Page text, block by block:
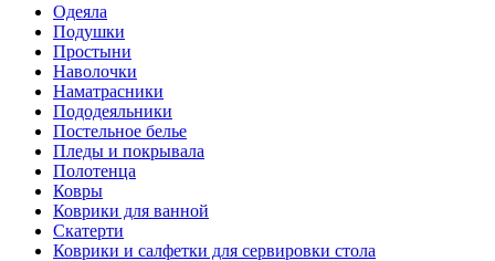
Одеяла
Подушки
Простыни
Наволочки
Наматрасники
Пододеяльники
Постельное белье
Пледы и покрывала
Полотенца
Ковры
Коврики для ванной
Скатерти
Коврики и салфетки для сервировки стола